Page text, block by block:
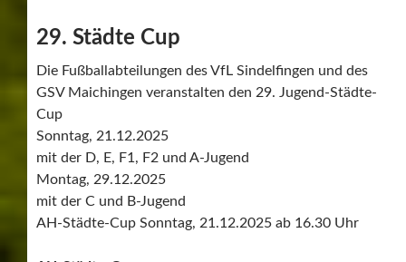
29. Städte Cup
Die Fußballabteilungen des VfL Sindelfingen und des
GSV Maichingen veranstalten den 29. Jugend-Städte-
Cup
Sonntag, 21.12.2025
mit der D, E, F1, F2 und A-Jugend
Montag, 29.12.2025
mit der C und B-Jugend
AH-Städte-Cup Sonntag, 21.12.2025 ab 16.30 Uhr